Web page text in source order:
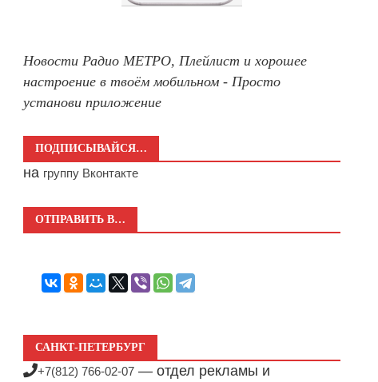
Новости Радио МЕТРО, Плейлист и хорошее
настроение в твоём мобильном - Просто
установи приложение
ПОДПИСЫВАЙСЯ…
на группу Вконтакте
ОТПРАВИТЬ В…
САНКТ-ПЕТЕРБУРГ
+7(812) 766-02-07 — отдел рекламы и